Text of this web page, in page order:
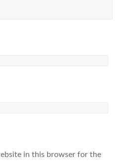
in this browser for the